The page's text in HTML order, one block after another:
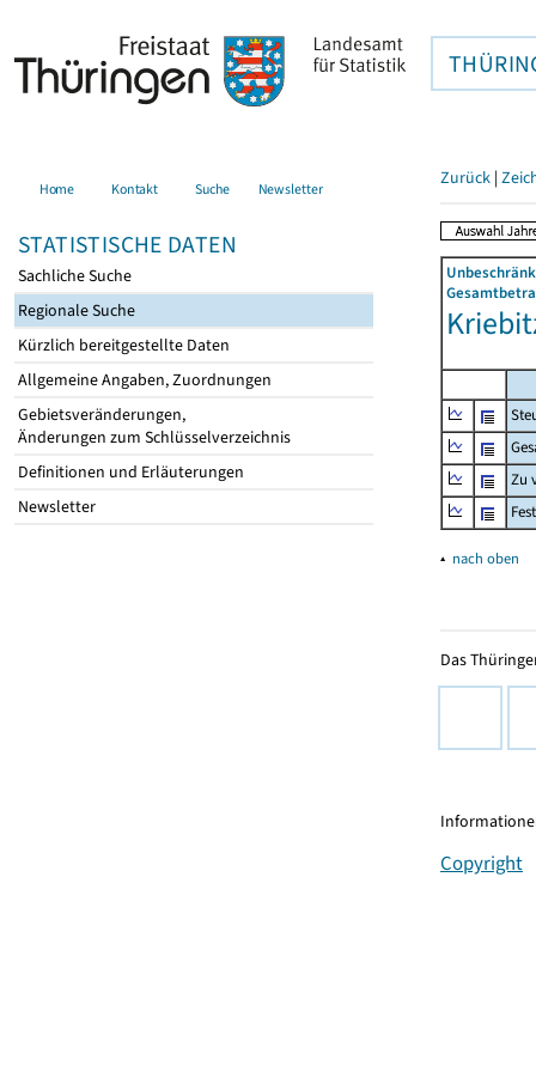
Home Kontakt Suche Newsletter
STATISTISCHE DATEN
Sachliche Suche
Regionale Suche
Kürzlich bereitgestellte Daten
Allgemeine Angaben, Zuordnungen
Gebietsveränderungen,
Änderungen zum Schlüsselverzeichnis
Definitionen und Erläuterungen
Newsletter
Zurück |
Zu
▴ nach oben
Das
Copyright